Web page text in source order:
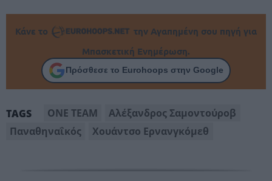
Κάνε το
την Αγαπημένη σου πηγή για
Μπασκετική Ενημέρωση.
Πρόσθεσε το Eurohoops στην Google
TAGS ONE TEAM
Αλέξανδρος Σαμοντούροβ
Παναθηναΐκός
Χουάντσο Ερνανγκόμεθ